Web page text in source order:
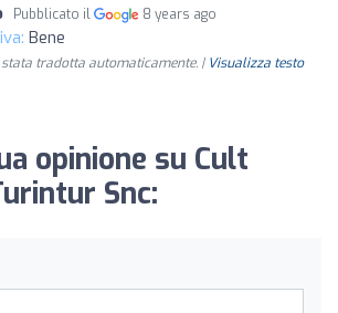
Pubblicato il 8 years ago
Bene
stata tradotta automaticamente. | Visualizza testo
opinione su Cult
Snc: